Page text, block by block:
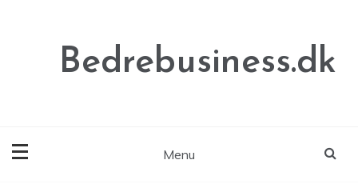
Bedrebusiness.dk
Menu